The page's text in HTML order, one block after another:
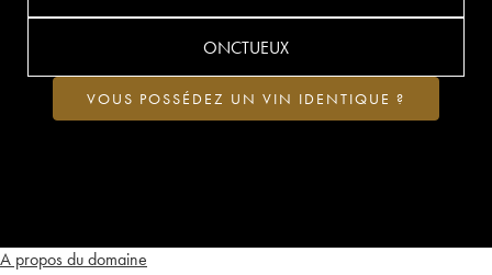
A propos du domaine
ONCTUEUX
VOUS POSSÉDEZ UN VIN IDENTIQUE ?